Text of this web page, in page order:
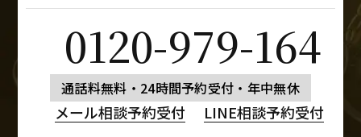
0120-979-164
通話料無料・24時間予約受付・年中無休
メール相談予約受付 LINE相談予約受付